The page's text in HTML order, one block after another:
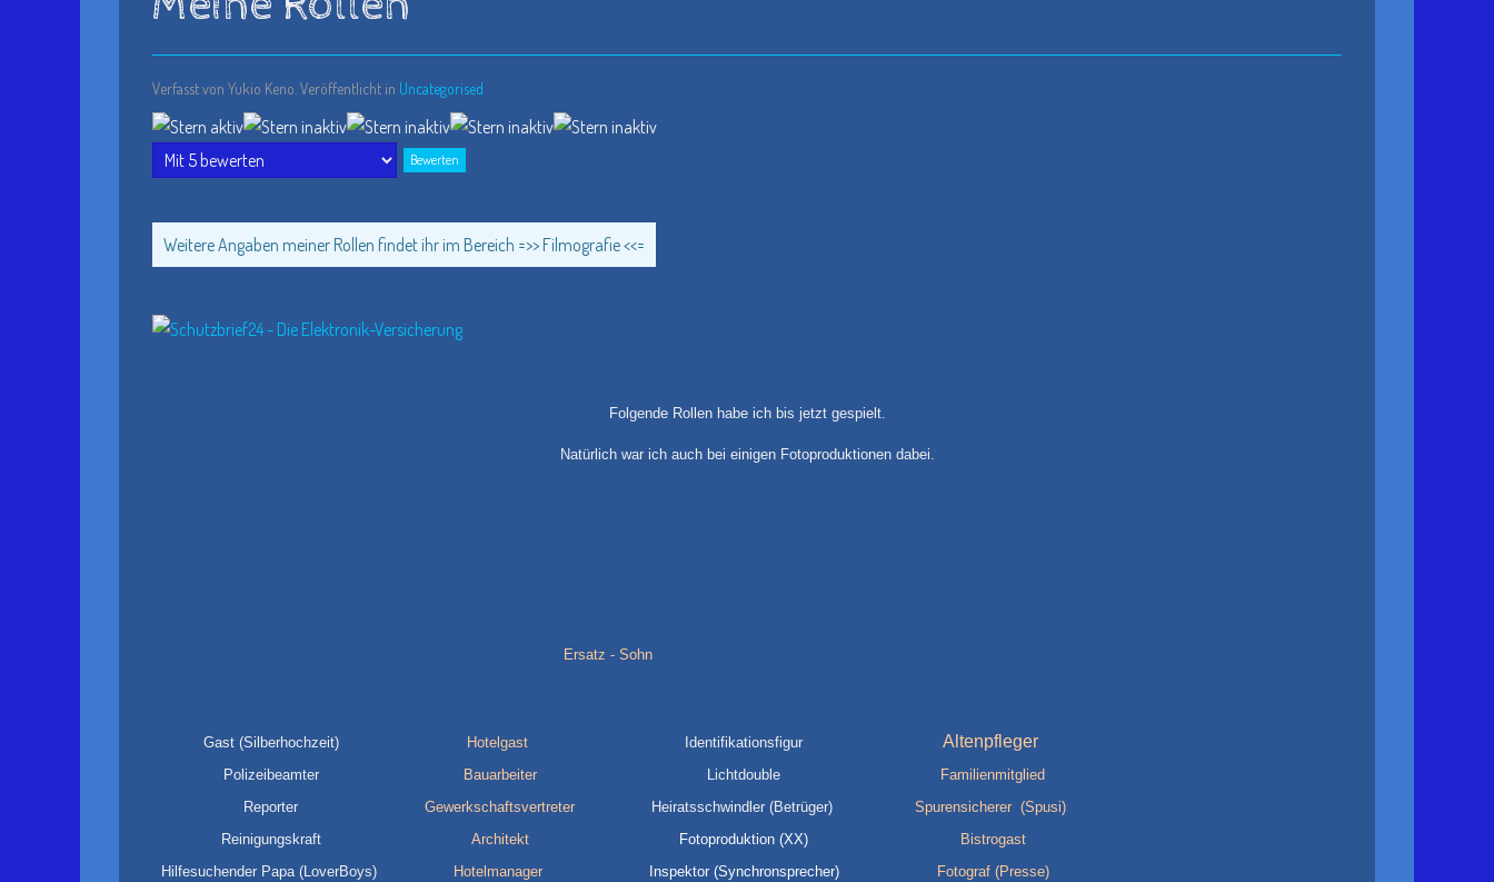
Verfasst von Yukio Keno. Veröffentlicht in Uncategorised
Bewertung:1/5
Bitte
Weitere Angaben meiner Rollen findet ihr im Bereich =>> Filmografie <<=
Folgende Rollen habe ich bis jetzt gespielt.
Natürlich war ich auch bei einigen Fotoproduktionen dabei.
Ersatz - Sohn
Gast (Silberhochzeit) Hotelgast Identifikationsfigur Altenpfleger
Polizeibeamter Bauarbeiter Lichtdouble
Familienmitglied
Reporter
Gewerkschaftsvertreter Heiratsschwindler (Betrüger)
Spurensicherer (Spusi)
Reinigungskraft
Architekt Fotoproduktion (XX)
Bistrogast
Hilfesuchender Papa (LoverBoys)
Hotelmanager Inspektor (Synchronsprecher)
Fotograf (Presse)